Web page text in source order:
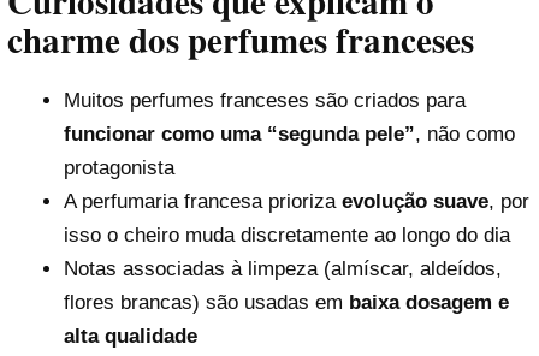
charme dos perfumes franceses
Muitos perfumes franceses são criados para
funcionar como uma “segunda pele”, não como
protagonista
A perfumaria francesa prioriza evolução suave, por
isso o cheiro muda discretamente ao longo do dia
Notas associadas à limpeza (almíscar, aldeídos,
flores brancas) são usadas em baixa dosagem e
alta qualidade